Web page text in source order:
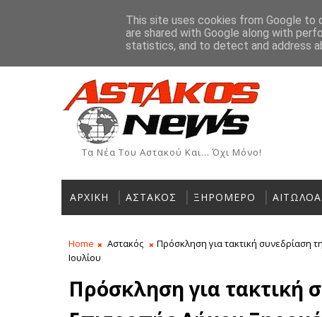
Ιστορία Χρήσιμα Τηλέφωνα Αγγελίες
ΡΟΗ ΕΙΔΗΣΕΩΝ
Τα Νέα Του Αστακού Και... Όχι Μόνο!
ΑΡΧΙΚΗ ΑΣΤΑΚΟΣ ΞΗΡΟΜΕΡΟ
Home Αστακός
Πρόσκληση για τακτική συνεδρίαση
Ιουλίου
Πρόσκληση για τακτική
This site uses cookies from Google to
are shared with Google along with
statistics, and to detect and address